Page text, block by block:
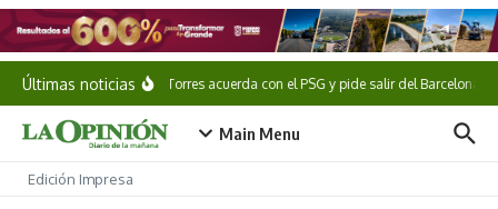
Saltar al contenido
Últimas noticiasFerran Torres acuerda con el PSG y pide salir del Barcelona
Main Menu
Edición Impresa